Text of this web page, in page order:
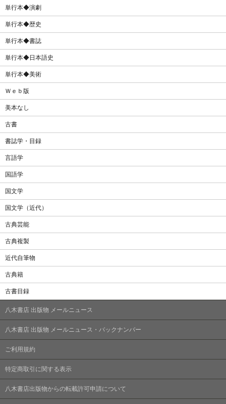
単行本◆演劇
単行本◆歴史
単行本◆書誌
単行本◆日本語史
単行本◆美術
Ｗｅｂ版
美本なし
古書
書誌学・目録
言語学
国語学
国文学
国文学（近代）
古典芸能
古典複製
近代自筆物
古典籍
古書目録
八木書店 出版物 メールニュース
八木書店 出版物 メールニュース・バックナンバー
ご利用規約
特定商取引に関する表示
八木書店出版物からの転載許可申請について